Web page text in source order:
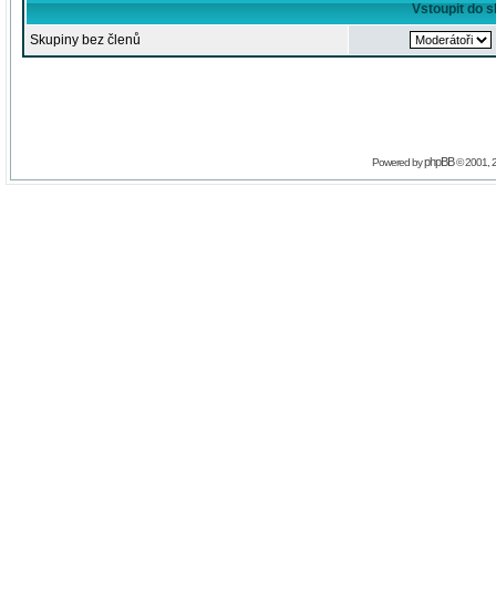
Vstoupit do
Skupiny bez členů
Powered byphpBB© 2001,